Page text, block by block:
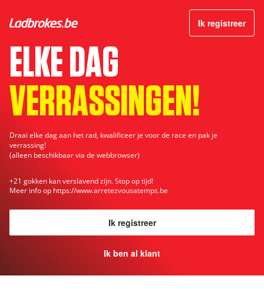
Ik registreer
ELKE DAG
VERRASSINGEN!
Draai elke dag aan het rad, kwalificeer je voor de race en pak je
verrassing!
(alleen beschikbaar via de webbrowser)
+21 gokken kan verslavend zijn. Stop op tijd!
Meer info op https://www.arretezvousatemps.be
Ik registreer
Ik ben al klant